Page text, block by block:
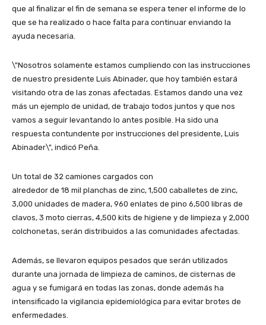
que al finalizar el fin de semana se espera tener el informe de lo
que se ha realizado o hace falta para continuar enviando la
ayuda necesaria.
\"Nosotros solamente estamos cumpliendo con las instrucciones
de nuestro presidente Luis Abinader, que hoy también estará
visitando otra de las zonas afectadas. Estamos dando una vez
más un ejemplo de unidad, de trabajo todos juntos y que nos
vamos a seguir levantando lo antes posible. Ha sido una
respuesta contundente por instrucciones del presidente, Luis
Abinader\", indicó Peña.
Un total de 32 camiones cargados con
alrededor de 18 mil planchas de zinc, 1,500 caballetes de zinc,
3,000 unidades de madera, 960 enlates de pino 6,500 libras de
clavos, 3 moto cierras, 4,500 kits de higiene y de limpieza y 2,000
colchonetas, serán distribuidos a las comunidades afectadas.
Además, se llevaron equipos pesados que serán utilizados
durante una jornada de limpieza de caminos, de cisternas de
agua y se fumigará en todas las zonas, donde además ha
intensificado la vigilancia epidemiológica para evitar brotes de
enfermedades.